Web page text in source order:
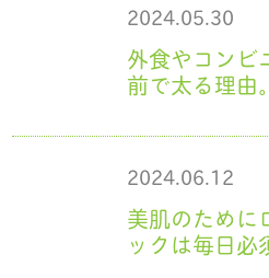
2024.05.30
外食やコンビ
前で太る理由。
2024.06.12
美肌のために
ックは毎日必